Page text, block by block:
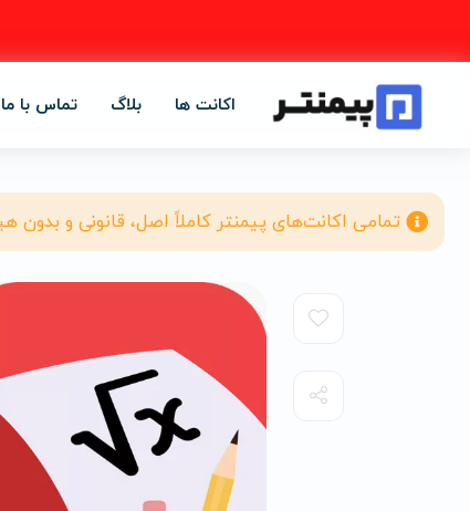
اکانت ها بلاگ تماس با ما
تمامی اکانت‌های پیمنتر کاملاً اصل، قانونی و